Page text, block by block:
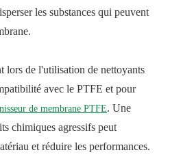
les substances qui peuvent
lors de l'utilisation de nettoyants
avec le PTFE et pour
de membrane PTFE. Une
chimiques agressifs peut
et réduire les performances.